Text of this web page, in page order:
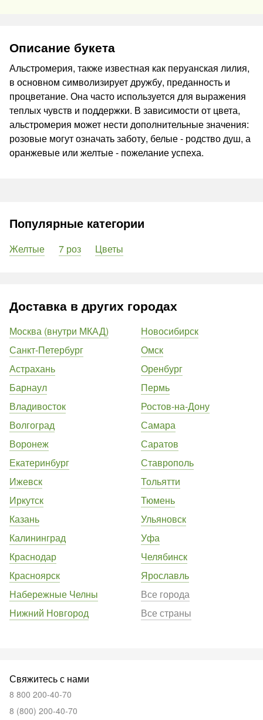
Описание букета
Альстромерия, также известная как перуанская лилия,
в основном символизирует дружбу, преданность и
процветание. Она часто используется для выражения
теплых чувств и поддержки. В зависимости от цвета,
альстромерия может нести дополнительные значения:
розовые могут означать заботу, белые - родство душ, а
оранжевые или желтые - пожелание успеха.
Популярные категории
Желтые 7 роз Цветы
Доставка в других городах
Москва (внутри МКАД)
Санкт-Петербург
Астрахань
Барнаул
Владивосток
Волгоград
Воронеж
Екатеринбург
Ижевск
Иркутск
Казань
Калининград
Краснодар
Красноярск
Набережные Челны
Нижний Новгород
Новосибирск
Омск
Оренбург
Пермь
Ростов-на-Дону
Самара
Саратов
Ставрополь
Тольятти
Тюмень
Ульяновск
Уфа
Челябинск
Ярославль
Все города
Все страны
Свяжитесь с нами
8 800 200-40-70
8 (800) 200-40-70